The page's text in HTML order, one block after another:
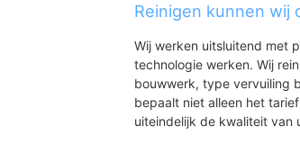
Reinigen kunnen wij
Wij werken uitsluitend met
technologie werken. Wij
bouwwerk, type vervuiling
bepaalt niet alleen het
uiteindelijk de kwaliteit van